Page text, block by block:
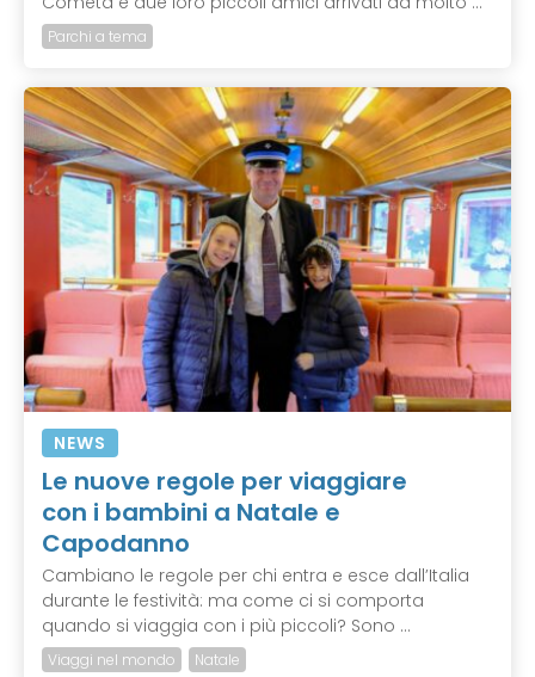
Parchi a tema
NEWS
Le nuove regole per viaggiare
con i bambini a Natale e
Capodanno
Cambiano le regole per chi entra e esce dall’Italia
durante le festività: ma come ci si comporta
quando si viaggia con i più piccoli? Sono ...
Viaggi nel mondo Natale